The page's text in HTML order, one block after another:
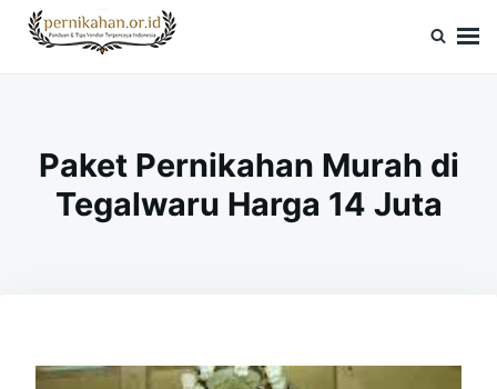
SkipSearch
for:
Paket Pernikahan Murah di
Tegalwaru Harga 14 Juta